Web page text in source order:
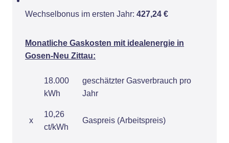
Wechselbonus im ersten Jahr: 427,24 €
Monatliche Gaskosten mit idealenergie in
Gosen-Neu Zittau:
18.000
kWh
geschätzter Gasverbrauch pro
Jahr
x
10,26
ct/kWh
Gaspreis (Arbeitspreis)